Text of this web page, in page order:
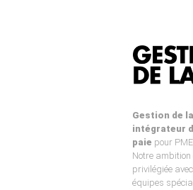
Gestion de
intégrateur
paie pour
Notre ambition
privilégiée
équipes